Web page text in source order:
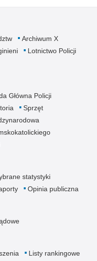
Archiwum X
Lotnictwo Policji
Główna Policji
Sprzęt
statystyki
Opinia publiczna
Listy rankingowe